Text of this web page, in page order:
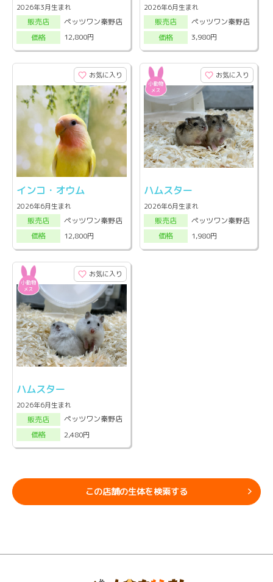
2026年3月生まれ
販売店
ペッツワン秦野店
価格
12,800円
2026年6月生まれ
販売店
ペッツワン秦野店
価格
3,980円
お気に入り
インコ・オウム
2026年6月生まれ
販売店
ペッツワン秦野店
価格
12,800円
お気に入り
ハムスター
2026年6月生まれ
販売店
ペッツワン秦野店
価格
1,980円
お気に入り
ハムスター
2026年6月生まれ
販売店
ペッツワン秦野店
価格
2,480円
この店舗の生体を検索する